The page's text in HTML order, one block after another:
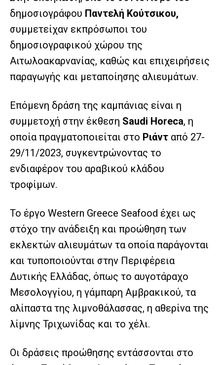
δημοσιογράφου Παντελή Κούτσικου,
συμμετείχαν εκπρόσωποι του
δημοσιογραφικού χώρου της
Αιτωλοακαρνανίας, καθώς και επιχειρήσεις
παραγωγής και μεταποίησης αλιευμάτων.
Επόμενη δράση της καμπάνιας είναι η
συμμετοχή στην έκθεση Saudi Horeca, η
οποία πραγματοποιείται στο Ριάντ από 27-
29/11/2023, συγκεντρώνοντας το
ενδιαφέρον του αραβικού κλάδου
τροφίμων.
Το έργο Western Greece Seafood έχει ως
στόχο την ανάδειξη και προώθηση των
εκλεκτών αλιευμάτων τα οποία παράγονται
και τυποποιούνται στην Περιφέρεια
Δυτικής Ελλάδας, όπως το αυγοτάραχο
Μεσολογγίου, η γάμπαρη Αμβρακικού, τα
αλίπαστα της λιμνοθάλασσας, η αθερίνα της
λίμνης Τριχωνίδας και το χέλι.
Οι δράσεις προώθησης εντάσσονται στο